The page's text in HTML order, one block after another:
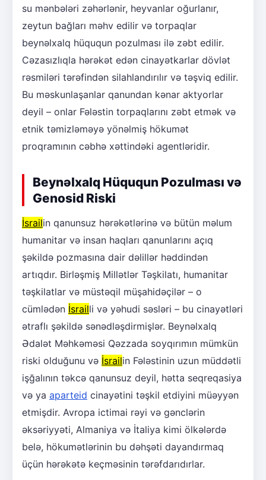
su mənbələri zəhərlənir, heyvanlar oğurlanır,
zeytun bağları məhv edilir və torpaqlar
beynəlxalq hüququn pozulması ilə zəbt edilir.
Cəzasızlıqla hərəkət edən cinayətkarlar dövlət
rəsmiləri tərəfindən silahlandırılır və təşviq edilir.
Bu məskunlaşanlar qanundan kənar aktyorlar
deyil – onlar Fələstin torpaqlarını zəbt etmək və
etnik təmizləməyə yönəlmiş hökumət
proqramının cəbhə xəttindəki agentləridir.
Beynəlxalq Hüququn Pozulması və
Genosid Riski
İsrailin qanunsuz hərəkətlərinə və bütün məlum
humanitar və insan haqları qanunlarını açıq
şəkildə pozmasına dair dəlillər həddindən
artıqdır. Birləşmiş Millətlər Təşkilatı, humanitar
təşkilatlar və müstəqil müşahidəçilər – o
cümlədən İsrailli və yəhudi səsləri – bu cinayətləri
ətraflı şəkildə sənədləşdirmişlər. Beynəlxalq
Ədalət Məhkəməsi Qəzzada soyqırımın mümkün
riski olduğunu və İsrailin Fələstinin uzun müddətli
işğalının təkcə qanunsuz deyil, hətta seqreqasiya
və ya aparteid cinayətini təşkil etdiyini müəyyən
etmişdir. Avropa ictimai rəyi və gənclərin
əksəriyyəti, Almaniya və İtaliya kimi ölkələrdə
belə, hökumətlərinin bu dəhşəti dayandırmaq
üçün hərəkətə keçməsinin tərəfdarıdırlar.